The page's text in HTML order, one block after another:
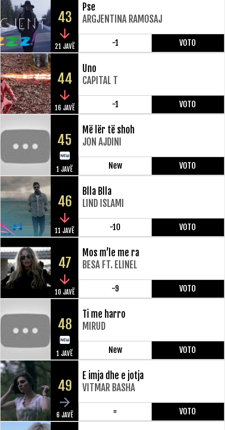
43
21 JAVË
Pse
ARGJENTINA RAMOSAJ
-1 VOTO
44
16 JAVË
Uno
CAPITAL T
-1 VOTO
45
1 JAVË
Më lër të shoh
JON AJDINI
New VOTO
46
11 JAVË
Blla Blla
LIND ISLAMI
-10 VOTO
47
10 JAVË
Mos m’le me ra
BESA FT. ELINEL
-9 VOTO
48
1 JAVË
Ti me harro
MIRUD
New VOTO
49
6 JAVË
E imja dhe e jotja
VITMAR BASHA
= VOTO